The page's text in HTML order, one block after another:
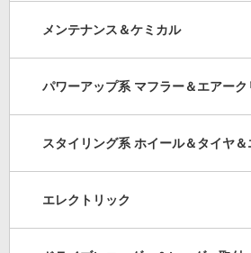
メンテナンス＆ケミカル
パワーアップ系 マフラー＆エアーク
スタイリング系 ホイール＆タイヤ
エレクトリック